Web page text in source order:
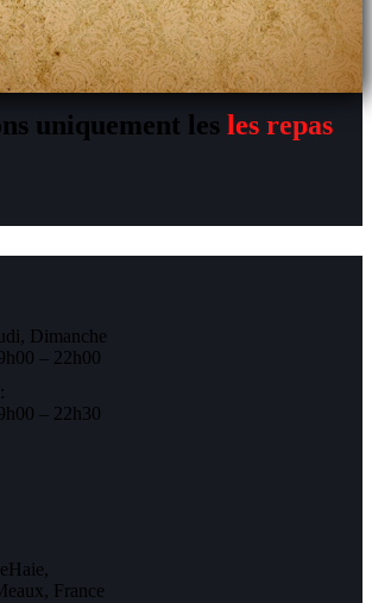
uniquement les les repas
Dimanche
– 22h00
– 22h30
France